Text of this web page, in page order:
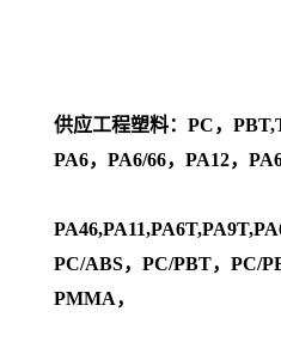
供应工程塑料：PC，
PA6，PA6/66，PA12，
PC/ABS，PC/PBT，PC/
PMMA，